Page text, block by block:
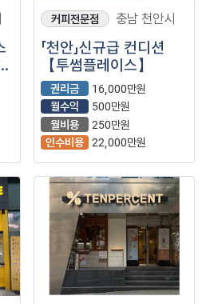
커피전문점 충남 천안시
「천안」신규급 컨디션
【투썸플레이스】
권리금
16,000만원
월수익
500만원
월비용
250만원
인수비용 22,000만원